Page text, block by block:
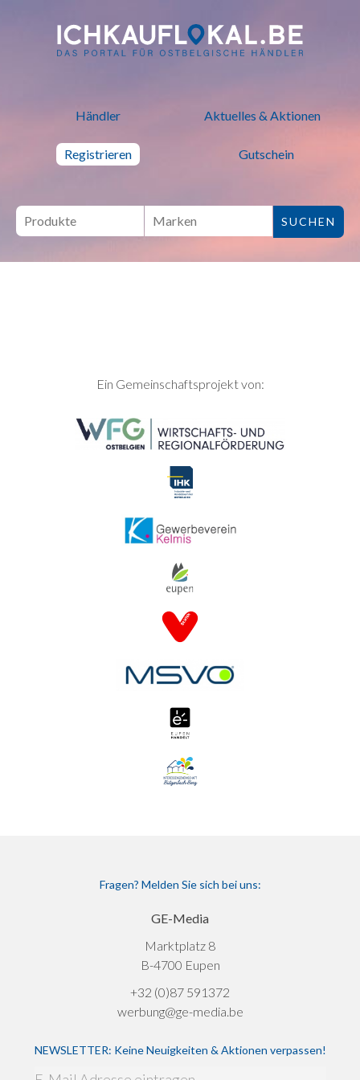
ich kauf lokal - Bei lokalen
Händler Aktuelles & Aktionen
Registrieren Gutschein
SEITENFUSSEin Gemeinschaftsprojekt von:
Fragen? Melden Sie sich bei uns:
GE-Media
Marktplatz 8
B-4700 Eupen
+32 (0)87 591372
werbung@ge-media.be
NEWSLETTER: Keine Neuigkeiten & Aktionen verpassen!